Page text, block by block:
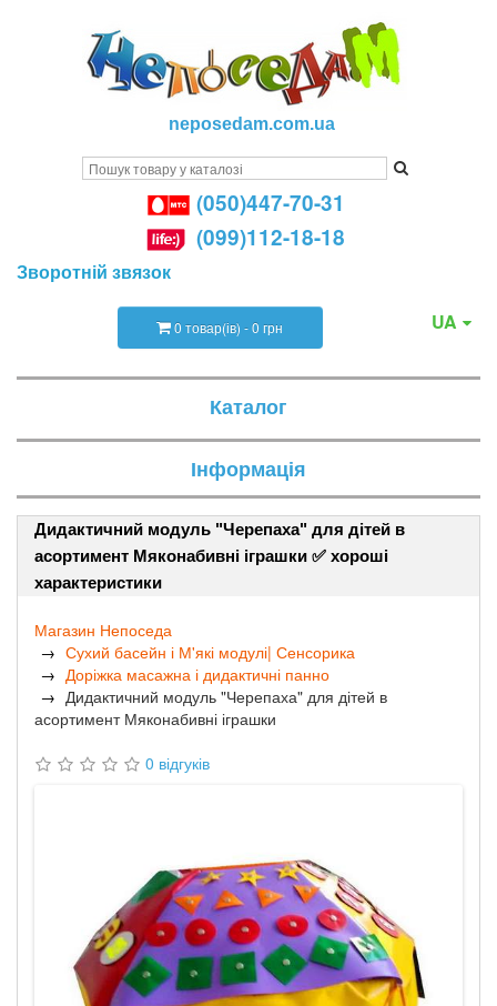
neposedam.com.ua
(050)447-70-31
(099)112-18-18
Зворотній звязок
UA
0 товар(ів) - 0 грн
Каталог
Інформація
Дидактичний модуль "Черепаха" для дітей в
асортимент Мяконабивні іграшки ✅ хороші
характеристики
Магазин Непоседа
Сухий басейн і М'які модулі| Сенсорика
Доріжка масажна і дидактичні панно
Дидактичний модуль "Черепаха" для дітей в
асортимент Мяконабивні іграшки
0 відгуків